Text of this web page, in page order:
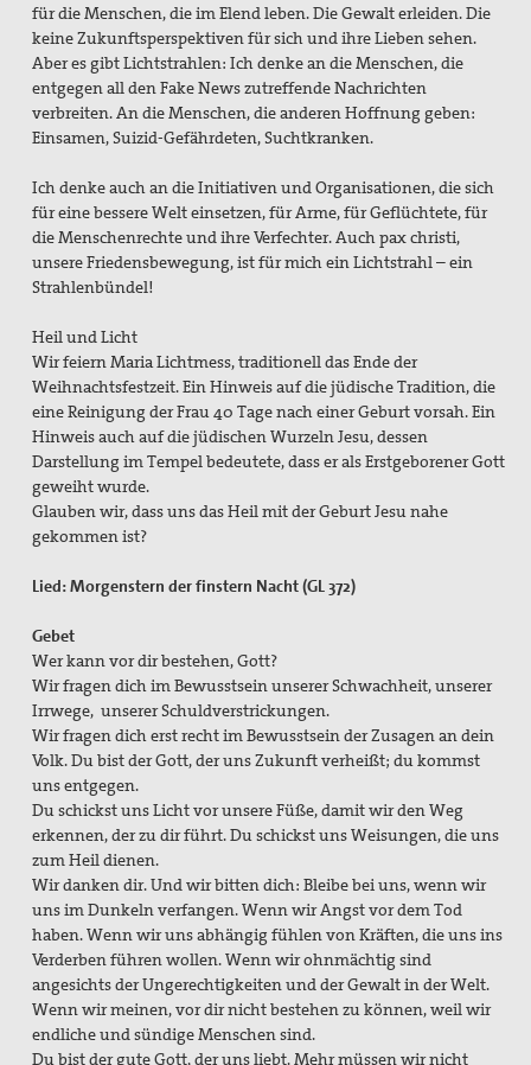
für die Menschen, die im Elend leben. Die Gewalt erleiden. Die
keine Zukunftsperspektiven für sich und ihre Lieben sehen.
Aber es gibt Lichtstrahlen: Ich denke an die Menschen, die
entgegen all den Fake News zutreffende Nachrichten
verbreiten. An die Menschen, die anderen Hoffnung geben:
Einsamen, Suizid-Gefährdeten, Suchtkranken.
Ich denke auch an die Initiativen und Organisationen, die sich
für eine bessere Welt einsetzen, für Arme, für Geflüchtete, für
die Menschenrechte und ihre Verfechter. Auch pax christi,
unsere Friedensbewegung, ist für mich ein Lichtstrahl – ein
Strahlenbündel!
Heil und Licht
Wir feiern Maria Lichtmess, traditionell das Ende der
Weihnachtsfestzeit. Ein Hinweis auf die jüdische Tradition, die
eine Reinigung der Frau 40 Tage nach einer Geburt vorsah. Ein
Hinweis auch auf die jüdischen Wurzeln Jesu, dessen
Darstellung im Tempel bedeutete, dass er als Erstgeborener Gott
geweiht wurde.
Glauben wir, dass uns das Heil mit der Geburt Jesu nahe
gekommen ist?
Lied: Morgenstern der finstern Nacht (GL 372)
Gebet
Wer kann vor dir bestehen, Gott?
Wir fragen dich im Bewusstsein unserer Schwachheit, unserer
Irrwege, unserer Schuldverstrickungen.
Wir fragen dich erst recht im Bewusstsein der Zusagen an dein
Volk. Du bist der Gott, der uns Zukunft verheißt; du kommst
uns entgegen.
Du schickst uns Licht vor unsere Füße, damit wir den Weg
erkennen, der zu dir führt. Du schickst uns Weisungen, die uns
zum Heil dienen.
Wir danken dir. Und wir bitten dich: Bleibe bei uns, wenn wir
uns im Dunkeln verfangen. Wenn wir Angst vor dem Tod
haben. Wenn wir uns abhängig fühlen von Kräften, die uns ins
Verderben führen wollen. Wenn wir ohnmächtig sind
angesichts der Ungerechtigkeiten und der Gewalt in der Welt.
Wenn wir meinen, vor dir nicht bestehen zu können, weil wir
endliche und sündige Menschen sind.
Du bist der gute Gott, der uns liebt. Mehr müssen wir nicht